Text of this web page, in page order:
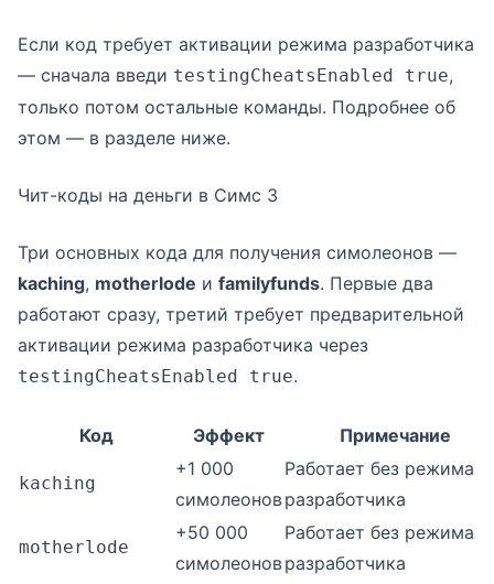
Если код требует активации режима разработчика
— сначала введи testingCheatsEnabled true,
только потом остальные команды. Подробнее об
этом — в разделе ниже.
Чит-коды на деньги в Симс 3
Три основных кода для получения симолеонов —
kaching, motherlode и familyfunds. Первые два
работают сразу, третий требует предварительной
активации режима разработчика через
testingCheatsEnabled true.
Код Эффект Примечание
kaching
+1 000
симолеонов
Работает без режима
разработчика
motherlode
+50 000
симолеонов
Работает без режима
разработчика